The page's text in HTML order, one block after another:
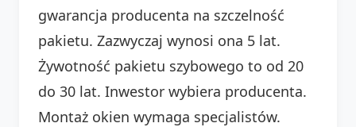
gwarancja producenta na szczelność
pakietu. Zazwyczaj wynosi ona 5 lat.
Żywotność pakietu szybowego to od 20
do 30 lat. Inwestor wybiera producenta.
Montaż okien wymaga specjalistów.